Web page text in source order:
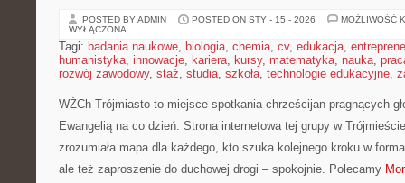
POSTED BY ADMIN POSTED ON STY - 15 - 2026
MOŻLIWOŚĆ
WYŁĄCZONA
Tagi: badania naukowe, biologia, chemia, cv, edukacja,
humanistyka, innowacje, kariera, kursy, matematyka, nauka,
rozwój zawodowy, staż, studia, szkoła, technologie edukacyjne,
WŻCh Trójmiasto to miejsce spotkania chrześcijan pragnących
Ewangelią na co dzień. Strona internetowa tej grupy w
zrozumiała mapa dla każdego, kto szuka kolejnego kroku w
ale też zaproszenie do duchowej drogi – spokojnie. Polecamy